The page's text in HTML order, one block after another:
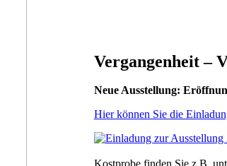
Vergangenheit –
Neue Ausstellung:
Hier können Sie die